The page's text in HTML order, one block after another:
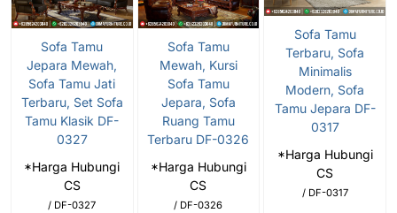
Sofa Tamu
Jepara Mewah,
Sofa Tamu Jati
Terbaru, Set Sofa
Tamu Klasik DF-
0327
*Harga Hubungi
CS
/ DF-0327
Sofa Tamu
Mewah, Kursi
Sofa Tamu
Jepara, Sofa
Ruang Tamu
Terbaru DF-0326
*Harga Hubungi
CS
/ DF-0326
Sofa Tamu
Terbaru, Sofa
Minimalis
Modern, Sofa
Tamu Jepara DF-
0317
*Harga Hubungi
CS
/ DF-0317